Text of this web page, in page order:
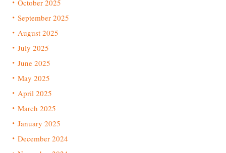
October 2025
September 2025
August 2025
July 2025
June 2025
May 2025
April 2025
March 2025
January 2025
December 2024